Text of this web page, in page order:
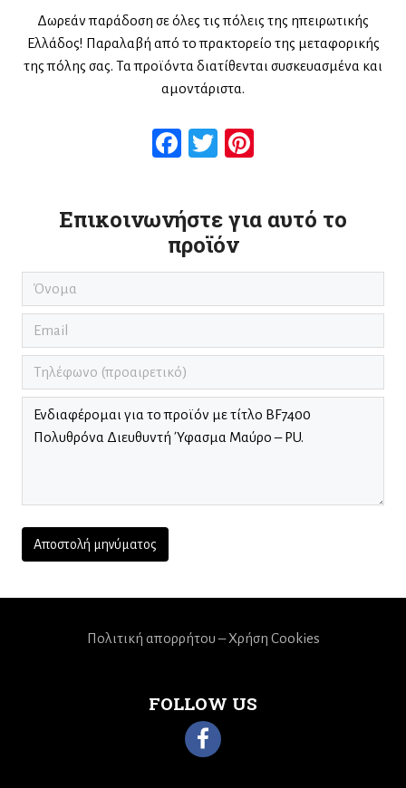
Δωρεάν παράδοση σε όλες τις πόλεις της ηπειρωτικής
Ελλάδος! Παραλαβή από το πρακτορείο της μεταφορικής
της πόλης σας. Τα προϊόντα διατίθενται συσκευασμένα και
αμοντάριστα.
Facebook
Twitter
Επικοινωνήστε για αυτό το
προϊόν
FOLLOW US
Πολιτική απορρήτου – Χρήση Cookies